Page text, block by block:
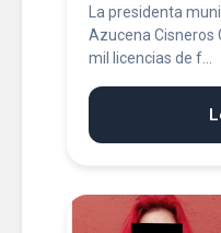
La presidenta
Azucena Cisneros
mil licencias de f...